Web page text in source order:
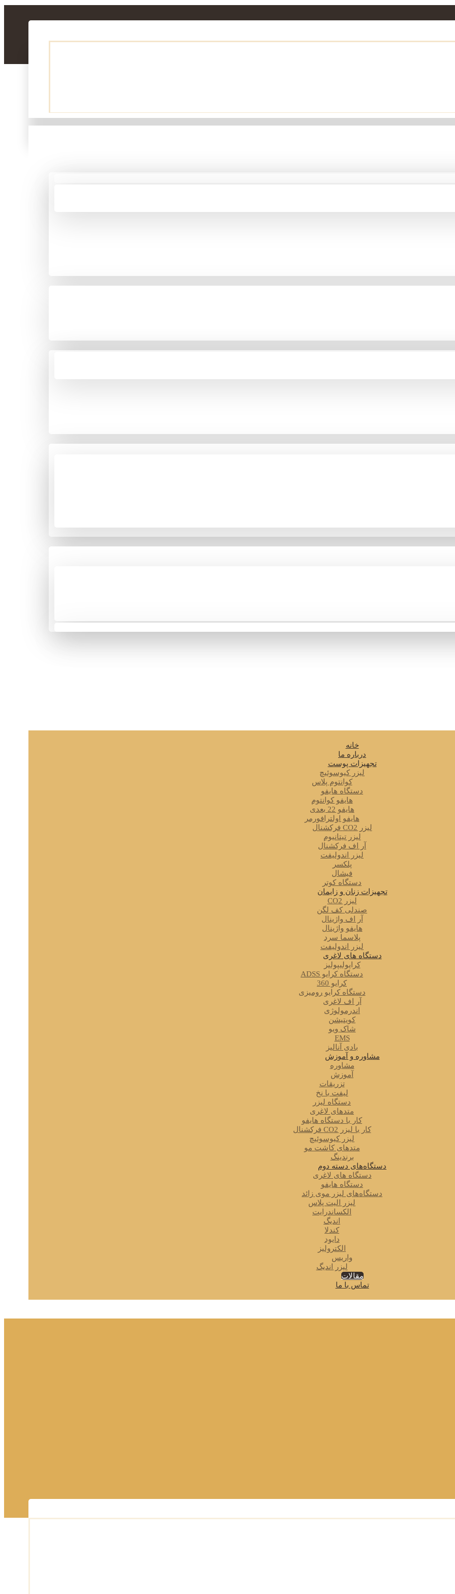
خانه
درباره ما
تجهیزات پوست
لیزر کیوسوئیچ
کوانتوم پلاس
دستگاه هایفو
هایفو کوانتوم
هایفو 22 بعدی
هایفو اولترافورمر
لیزر CO2 فرکشنال
لیزر تیتانیوم
آر اف فرکشنال
لیزر اندولیفت
پلکسر
فیشال
دستگاه کوتر
تجهیزات زنان و زایمان
لیزر CO2
صندلی کف لگن
آر اف واژینال
هایفو واژینال
پلاسما سرد
لیزر اندولیفت
دستگاه های لاغری
کرایولیپولیز
دستگاه کرایو ADSS
کرایو 360
دستگاه کرایو رومیزی
آر اف لاغری
اندرمولوژی
کویتیشن
شاک ویو
EMS
بادی آنالیز
مشاوره و آموزش
مشاوره
آموزش
تزریقات
لیفت با نخ
دستگاه لیزر
متدهای لاغری
کار با دستگاه هایفو
کار با لیزر CO2 فرکشنال
لیزر کیوسوئیچ
متدهای کاشت مو
برندینگ
دستگاه‌های دسته دوم
دستگاه های لاغری
دستگاه هایفو
دستگاه‌های لیزر موی زائد
لیزر الیت پلاس
الکساندرایت
اندیگ
کندلا
دایود
الکترولیز
واریس
لیزر اندیگ
مقالات
تماس با ما